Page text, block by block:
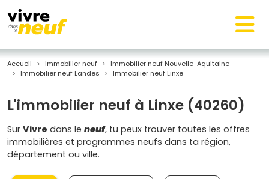
Accueil Immobilier neuf
Immobilier neuf Nouvelle-Aquitaine
Immobilier neuf Landes
Immobilier neuf Linxe
L'immobilier neuf à Linxe (40260)
Sur Vivre dans le neuf, tu peux trouver toutes les offres
immobilières et programmes neufs dans ta région,
département ou ville.